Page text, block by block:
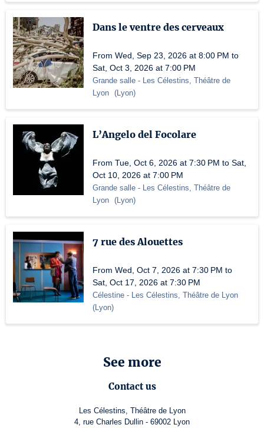
Dans le ventre des cerveaux
From Wed, Sep 23, 2026 at 8:00 PM to
Sat, Oct 3, 2026 at 7:00 PM
Grande salle - Les Célestins, Théâtre de
Lyon (Lyon)
L’Angelo del Focolare
From Tue, Oct 6, 2026 at 7:30 PM to Sat,
Oct 10, 2026 at 7:00 PM
Grande salle - Les Célestins, Théâtre de
Lyon (Lyon)
7 rue des Alouettes
From Wed, Oct 7, 2026 at 7:30 PM to
Sat, Oct 17, 2026 at 7:30 PM
Célestine - Les Célestins, Théâtre de Lyon
(Lyon)
See more
Contact us
Les Célestins, Théâtre de Lyon
4, rue Charles Dullin - 69002 Lyon